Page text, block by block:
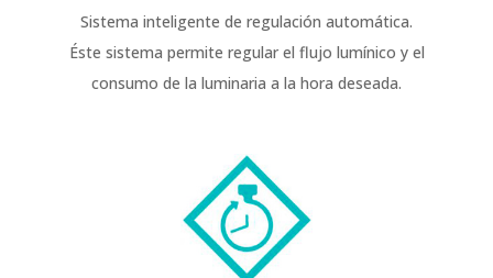
Sistema inteligente de regulación automática.
Éste sistema permite regular el flujo lumínico y el
consumo de la luminaria a la hora deseada.